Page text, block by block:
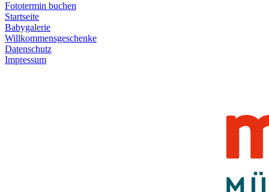
Fototermin buchen
Startseite
Babygalerie
Willkommensgeschenke
Datenschutz
Impressum